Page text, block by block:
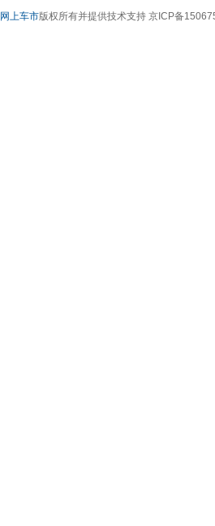
网上车市版权所有并提供技术支持 京ICP备